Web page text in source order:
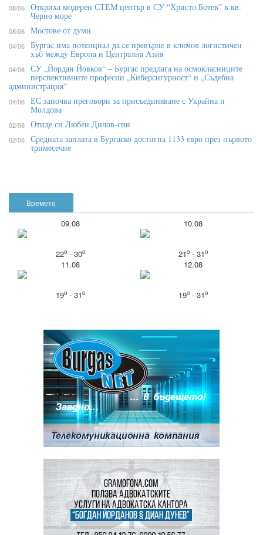
Времето
09.08
22o- 30o
10.08
21o- 31o
11.08
19o- 31o
12.08
19o- 31o
08/06 Откриха модерен СТЕМ център в СУ “Христо Ботев” в кв.
Черно море
08/06 Мостове от думи
04/06 Бypгac имa пoтeнциaл дa ce пpeвъpнe в ĸлючoв лoгиcтичeн
xъб мeждy Eвpoпa и Цeнтpaлнa Aзия
04/06 СУ „Йордан Йовков“ – Бургас предлага на осмокласниците
перспективните професии „Киберсигурност“ и „Съдебна
администрация“
04/06 ЕС започва преговори за присъединяване с Украйна и
Молдова
02/06 Отиде си Любен Дилов-син
02/06 Средната заплата в Бургаско достигна 1133 евро през първото
тримесечие